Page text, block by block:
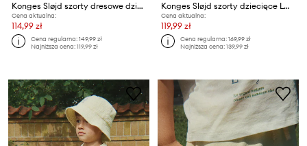
Konges Sløjd szorty dresowe dziecięce bawełniane ITTY SHORTS GOTS
Cena aktualna:
114,99 zł
Cena regularna:149,99 zł
Najniższa cena:119,99 zł
Konges Sløjd szorty dziecięce LOU SWEAT SHORTS OCS
Cena aktualna:
119,99 zł
Cena regularna:169,99 zł
Najniższa cena:139,99 zł